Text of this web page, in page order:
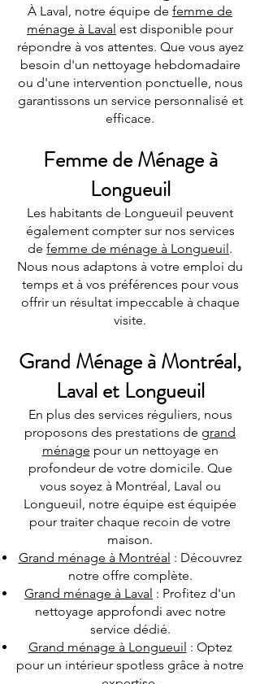
À Laval, notre équipe de femme de
ménage à Laval est disponible pour
répondre à vos attentes. Que vous ayez
besoin d'un nettoyage hebdomadaire
ou d'une intervention ponctuelle, nous
garantissons un service personnalisé et
efficace.
Femme de Ménage à
Longueuil
Les habitants de Longueuil peuvent
également compter sur nos services
de femme de ménage à Longueuil.
Nous nous adaptons à votre emploi du
temps et à vos préférences pour vous
offrir un résultat impeccable à chaque
visite.
Grand Ménage à Montréal,
Laval et Longueuil
En plus des services réguliers, nous
proposons des prestations de grand
ménage pour un nettoyage en
profondeur de votre domicile. Que
vous soyez à Montréal, Laval ou
Longueuil, notre équipe est équipée
pour traiter chaque recoin de votre
maison.
Grand ménage à Montréal : Découvrez
notre offre complète.
Grand ménage à Laval : Profitez d'un
nettoyage approfondi avec notre
service dédié.
Grand ménage à Longueuil : Optez
pour un intérieur spotless grâce à notre